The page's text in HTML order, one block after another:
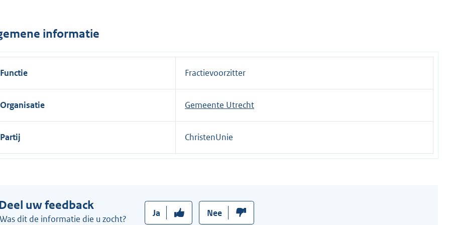
n
:
informatie
Functie Fractievoorzitter
Organisatie Gemeente Utrecht
Partij ChristenUnie
uw feedback
Was dit de informatie die u zocht?
Ja Nee